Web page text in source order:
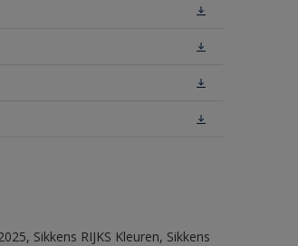
Sikkens RIJKS Kleuren, Sikkens